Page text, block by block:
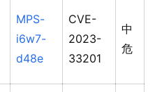
MPS-
i6w7-
d48e
CVE-
2023-
33201
中
危